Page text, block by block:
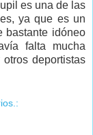
es una de las
ya que es un
bastante idóneo
falta mucha
deportistas